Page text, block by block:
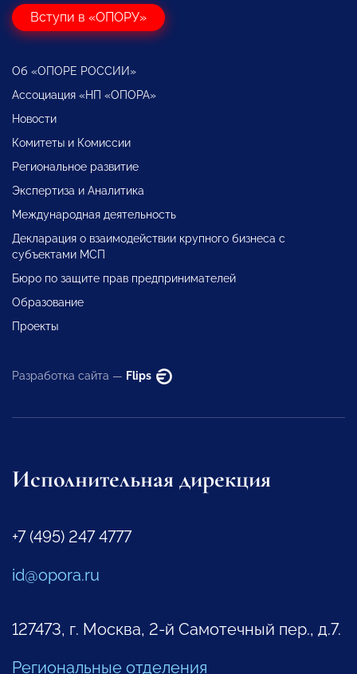
Вступи в «ОПОРУ»
Об «ОПОРЕ РОССИИ»
Ассоциация «НП «ОПОРА»
Новости
Комитеты и Комиссии
Региональное развитие
Экспертиза и Аналитика
Международная деятельность
Декларация о взаимодействии крупного бизнеса с
субъектами МСП
Бюро по защите прав предпринимателей
Образование
Проекты
Разработка сайта — Flips
Исполнительная дирекция
+7 (495) 247 4777
id@opora.ru
127473, г. Москва, 2-й Самотечный пер., д.7.
Региональные отделения